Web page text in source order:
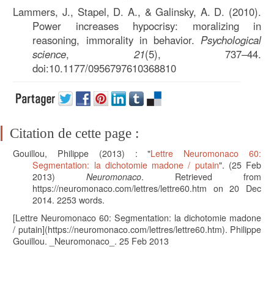
Lammers, J., Stapel, D. A., & Galinsky, A. D. (2010).
Power increases hypocrisy: moralizing in
reasoning, immorality in behavior. Psychological
science, 21(5), 737–44.
doi:10.1177/0956797610368810
Citation de cette page :
Gouillou, Philippe (2013) : "Lettre Neuromonaco 60:
Segmentation: la dichotomie madone / putain". (25 Feb
2013)
Neuromonaco. Retrieved from
https://neuromonaco.com/lettres/lettre60.htm on 20 Dec
2014.2253 words.
[Lettre Neuromonaco 60: Segmentation: la dichotomie madone
/ putain](https://neuromonaco.com/lettres/lettre60.htm). Philippe
Gouillou. _Neuromonaco_. 25 Feb 2013